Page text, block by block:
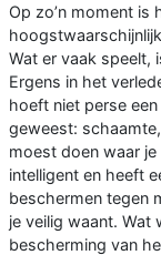
Op zo’n moment is
Wat er vaak speelt,
Ergens in het
hoeft niet perse
geweest:
moest doen waar
intelligent en heeft
beschermen tegen
je veilig waant. Wat
bescherming van